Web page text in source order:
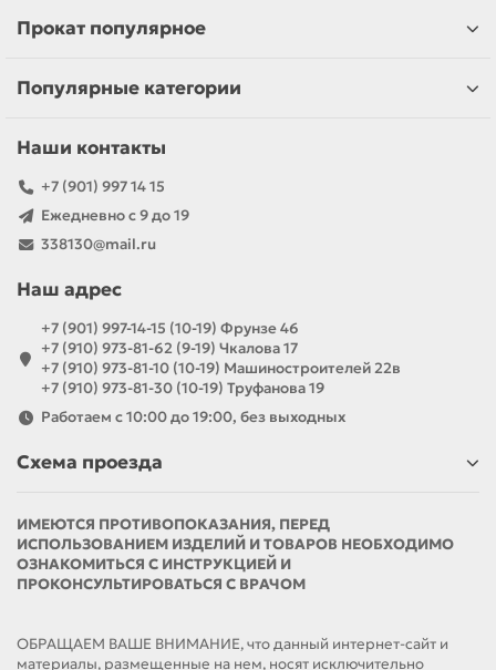
Прокат популярное
Популярные категории
Наши контакты
+7 (901) 997 14 15
Ежедневно с 9 до 19
338130@mail.ru
Наш адрес
+7 (901) 997-14-15 (10-19) Фрунзе 46
+7 (910) 973-81-62 (9-19) Чкалова 17
+7 (910) 973-81-10 (10-19) Машиностроителей 22в
+7 (910) 973-81-30 (10-19) Труфанова 19
Работаем с 10:00 до 19:00, без выходных
Схема проезда
ИМЕЮТСЯ ПРОТИВОПОКАЗАНИЯ, ПЕРЕД
ИСПОЛЬЗОВАНИЕМ ИЗДЕЛИЙ И ТОВАРОВ НЕОБХОДИМО
ОЗНАКОМИТЬСЯ С ИНСТРУКЦИЕЙ И
ПРОКОНСУЛЬТИРОВАТЬСЯ С ВРАЧОМ
ОБРАЩАЕМ ВАШЕ ВНИМАНИЕ, что данный интернет-сайт и
материалы, размещенные на нем, носят исключительно